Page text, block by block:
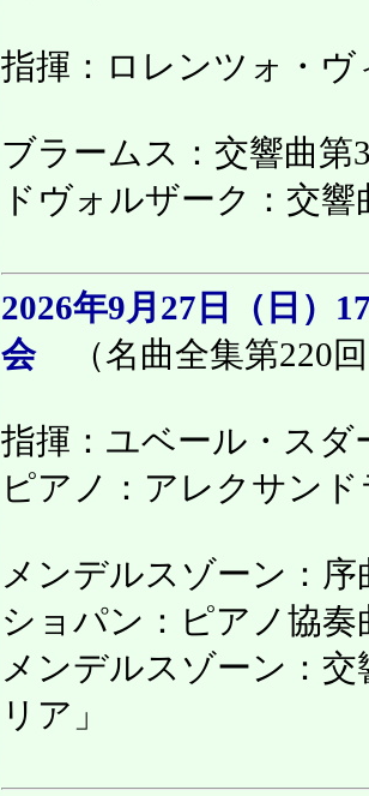
指揮：ロレンツォ・ヴ
ブラームス：交響曲第
ドヴォルザーク：交響
2026年9月27日（日）
会（名曲全集第220
指揮：ユベール・スダ
ピアノ：アレクサン
メンデルスゾーン：
ショパン：ピアノ協奏
メンデルスゾーン：交
リア」